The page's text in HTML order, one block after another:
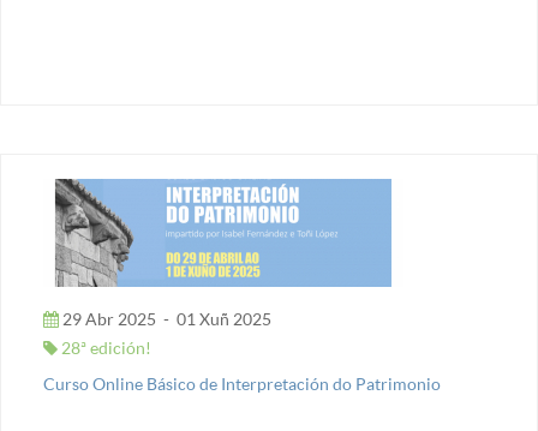
29 Abr 2025 - 01 Xuñ 2025
28ª edición!
Curso Online Básico de Interpretación do Patrimonio